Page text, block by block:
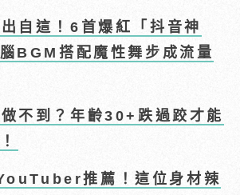
自這！6首爆紅「抖音神
BGM搭配魔性舞步成流量
不到？年齡30+跌過跤才能
推薦！這位身材辣